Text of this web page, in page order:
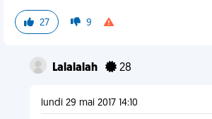
27 9
Lalalalah 28
lundi 29 mai 2017 14:10